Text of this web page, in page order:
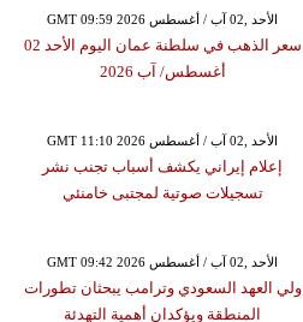
GMT 09:59 2026 الأحد ,02 آب / أغسطس
سعر الذهب في سلطنة عمان اليوم الأحد 02
أغسطس/ آب 2026
GMT 11:10 2026 الأحد ,02 آب / أغسطس
إعلام إيراني يكشف أسباب تجنب نشر
تسجيلات صوتية لمجتبى خامنئي
GMT 09:42 2026 الأحد ,02 آب / أغسطس
ولي العهد السعودي وترامب يبحثان تطورات
المنطقة ويؤكدان أهمية التهدئة